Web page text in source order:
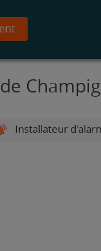
Installateur